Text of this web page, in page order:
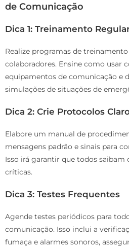
de Comunicação
Dica 1: Treinamento
Realize programas de
colaboradores. Ensine como usar
equipamentos de comunicação e
simulações de situações de
Dica 2: Crie Protocolos
Elabore um manual de
mensagens padrão e sinais para
Isso irá garantir que todos
críticas.
Dica 3: Testes Frequentes
Agende testes periódicos para
comunicação. Isso inclui a
fumaça e alarmes sonoros,